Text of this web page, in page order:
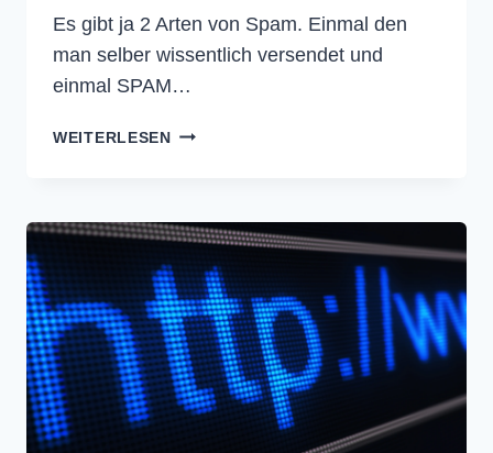
Es gibt ja 2 Arten von Spam. Einmal den
man selber wissentlich versendet und
einmal SPAM…
WEITERLESENSPAM